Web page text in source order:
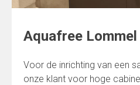
Aquafree Lommel
Voor de inrichting van een
onze klant voor hoge